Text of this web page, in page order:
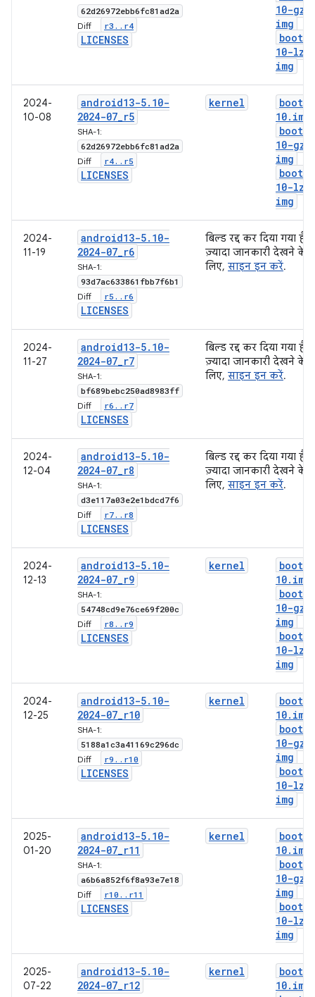
62d26972ebb6fc81ad2a
Diff: r3 . . r4
LICENSES
10-gz
img
boot-5
10-lz4
img
2024-
10-08
android13-5. 10-
2024-07_r5
SHA-1:
62d26972ebb6fc81ad2a
Diff: r4. . r5
LICENSES
kernel
boot-5
10. img
boot-5
10-gz
img
boot-5
10-lz4
img
2024-
11-19
android13-5. 10-
2024-07_r6
SHA-1:
93d7ac633861fbb7f6b1
Diff: r5 . . r6
LICENSES
बिल्ड रद्द कर दिया गया है.
ज़्यादा जानकारी देखने के
लिए, साइन इन करें.
2024-
11-27
android13-5. 10-
2024-07_r7
SHA-1:
bf689bebc250ad8983ff
Diff: r6 . . r7
LICENSES
बिल्ड रद्द कर दिया गया है.
ज़्यादा जानकारी देखने के
लिए, साइन इन करें.
2024-
12-04
android13-5. 10-
2024-07_r8
SHA-1:
d3e117a03e2e1bdcd7f6
Diff: r7. . r8
LICENSES
बिल्ड रद्द कर दिया गया है.
ज़्यादा जानकारी देखने के
लिए, साइन इन करें.
2024-
12-13
android13-5. 10-
2024-07_r9
SHA-1:
54748cd9e76ce69f200c
Diff: r8 . . r9
LICENSES
kernel
boot-5
10. img
boot-5
10-gz
img
boot-5
10-lz4
img
2024-
12-25
android13-5. 10-
2024-07_r10
SHA-1:
5188a1c3a41169c296dc
Diff: r9 . . r10
LICENSES
kernel
boot-5
10. img
boot-5
10-gz
img
boot-5
10-lz4
img
2025-
01-20
android13-5. 10-
2024-07_r11
SHA-1:
a6b6a852f6f8a93e7e18
Diff: r10 . . r11
LICENSES
kernel
boot-5
10. img
boot-5
10-gz
img
boot-5
10-lz4
img
2025-
07-22
android13-5. 10-
2024-07_r12
kernel
boot-5
10. img